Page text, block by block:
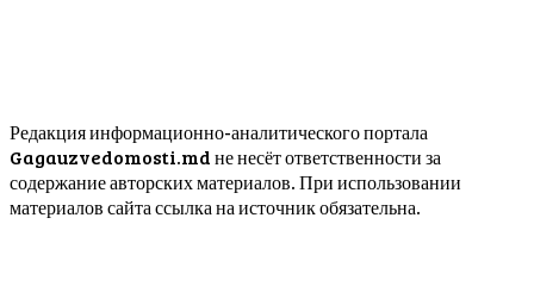
Редакция информационно-аналитического портала
Gagauzvedomosti.md не несёт ответственности за
содержание авторских материалов. При использовании
материалов сайта ссылка на источник обязательна.